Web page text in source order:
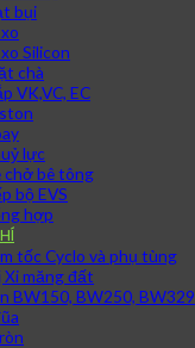
bụi
Silicon
chà
VK,VC, EC
lực
chở bê tông
bộ EVS
hợp
tốc Cyclo và phụ tùng
măng đất
BW150, BW250, BW329